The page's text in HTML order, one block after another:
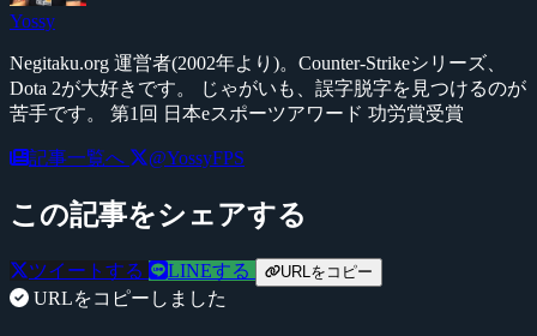
Yossy
Negitaku.org 運営者(2002年より)。Counter-Strikeシリーズ、
Dota 2が大好きです。 じゃがいも、誤字脱字を見つけるのが
苦手です。 第1回 日本eスポーツアワード 功労賞受賞
記事一覧へ @YossyFPS
この記事をシェアする
ツイートする LINEする URLをコピー
URLをコピーしました